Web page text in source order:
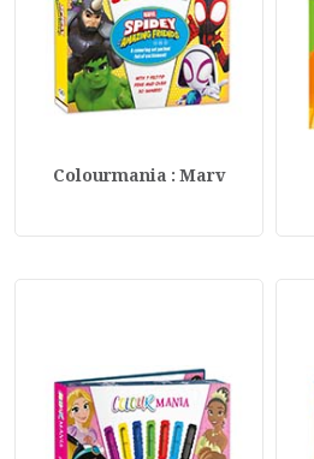
Colourmania : Marv